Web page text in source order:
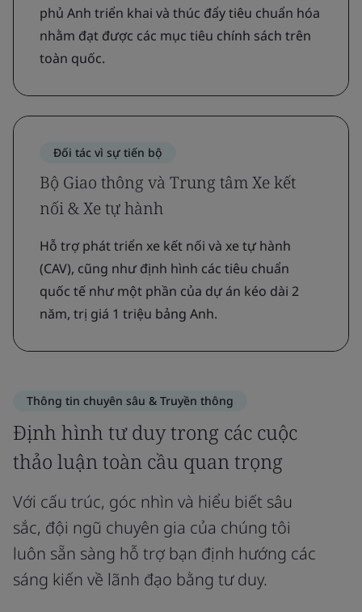
phủ Anh triển khai và thúc đẩy tiêu chuẩn hóa
nhằm đạt được các mục tiêu chính sách trên
toàn quốc.
Đối tác vì sự tiến bộ
Bộ Giao thông và Trung tâm Xe kết
nối & Xe tự hành
Hỗ trợ phát triển xe kết nối và xe tự hành
(CAV), cũng như định hình các tiêu chuẩn
quốc tế như một phần của dự án kéo dài 2
năm, trị giá 1 triệu bảng Anh.
Thông tin chuyên sâu & Truyền thông
Định hình tư duy trong các cuộc
thảo luận toàn cầu quan trọng
Với cấu trúc, góc nhìn và hiểu biết sâu
sắc, đội ngũ chuyên gia của chúng tôi
luôn sẵn sàng hỗ trợ bạn định hướng các
sáng kiến về lãnh đạo bằng tư duy.